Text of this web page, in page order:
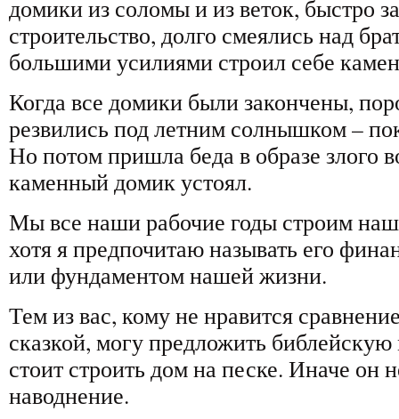
домики из соломы и из веток, быстро
строительство, долго смеялись над
большими усилиями строил себе
Когда все домики были закончены,
резвились под летним солнышком –
Но потом пришла беда в образе злого
каменный домик устоял.
Мы все наши рабочие годы строим
хотя я предпочитаю называть его
или фундаментом нашей жизни.
Тем из вас, кому не нравится
сказкой, могу предложить
стоит строить дом на песке. Иначе он
наводнение.